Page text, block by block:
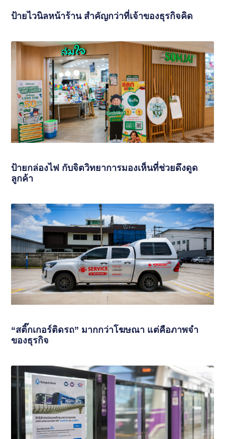
ป้ายไวนิลหน้าร้าน สำคัญกว่าที่เจ้าของธุรกิจคิด
ป้ายกล่องไฟ กับจิตวิทยาการมองเห็นที่ช่วยดึงดูด
ลูกค้า
“สติ๊กเกอร์ติดรถ” มากกว่าโฆษณา แต่คือภาพจำ
ของธุรกิจ